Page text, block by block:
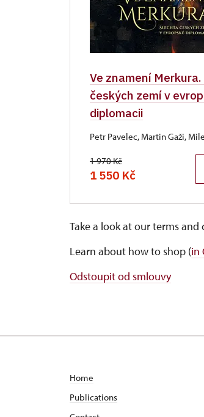
Ve znamení
českých zemí v
diplomacii
Petr Pavelec, Martin Gaži,
1 970 Kč
1 550 Kč
Take a look at our terms and
Learn about how to shop (in
Odstoupit od smlouvy
Home
Publications